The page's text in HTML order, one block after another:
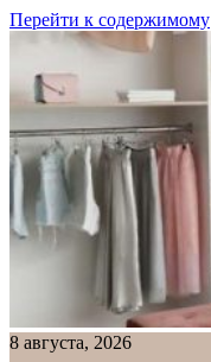
Перейти к содержимому
8 августа, 2026